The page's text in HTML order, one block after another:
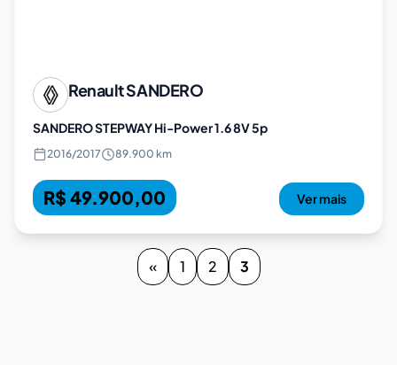
RenaultSANDERO
SANDERO STEPWAY Hi-Power 1.6 8V 5p
2016/2017 89.900 km
R$ 49.900,00 Ver mais
« 1 2 3